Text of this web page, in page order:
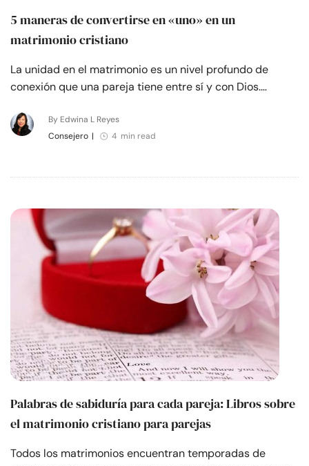
5 maneras de convertirse en «uno» en un
matrimonio cristiano
La unidad en el matrimonio es un nivel profundo de
conexión que una pareja tiene entre sí y con Dios.…
By Edwina L Reyes
Consejero | 4 min read
Palabras de sabiduría para cada pareja: Libros sobre
el matrimonio cristiano para parejas
Todos los matrimonios encuentran temporadas de